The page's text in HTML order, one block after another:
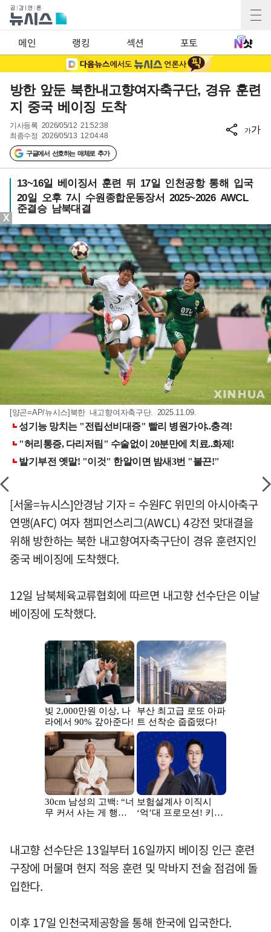
메인 랭킹 섹션 포토
방한 앞둔 북한내고향여자축구단, 경유 훈련
지 중국 베이징 도착
기사등록 2026/05/12 21:52:38
최종수정 2026/05/13 12:04:48
구글에서 선호하는 매체로 추가
가가
13~16일 베이징서 훈련 뒤 17일 인천공항 통해 입국
20일 오후 7시 수원종합운동장서 2025~2026 AWCL
준결승 남북대결
[양곤=AP/뉴시스]북한 내고향여자축구단. 2025.11.09.
[서울=뉴시스]안경남 기자 = 수원FC 위민의 아시아축구
연맹(AFC) 여자 챔피언스리그(AWCL) 4강전 맞대결을
위해 방한하는 북한 내고향여자축구단이 경유 훈련지인
중국 베이징에 도착했다.
12일 남북체육교류협회에 따르면 내고향 선수단은 이날
베이징에 도착했다.
내고향 선수단은 13일부터 16일까지 베이징 인근 훈련
구장에 머물며 현지 적응 훈련 및 막바지 전술 점검에 돌
입한다.
이후 17일 인천국제공항을 통해 한국에 입국한다.
X